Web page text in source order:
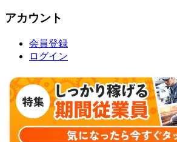
アカウント
会員登録
ログイン